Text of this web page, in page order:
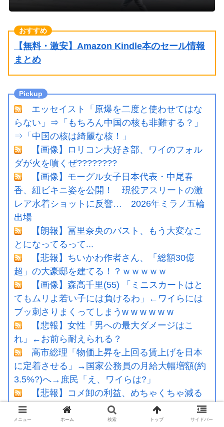
【無料・激安】Amazon Kindle本のセール情報
まとめ
エッセイスト「原爆を二度と使わせてはな
らない」⇒「もちろん中国の核も非難する？」
⇒「中国の核は綺麗な核！」
【画像】ロリコン大好き部、ワイのフォル
ダが火を噴くぜ????????
【画像】モーグル女子日本代表・中尾春
香、紐ビキニ姿を公開！ 現役アスリートの激
レア水着ショットに反響… 2026年ミラノ五輪
出場
【朗報】冨里奈央のバスト、もう大変なこ
とになってるって...
【悲報】ちいかわ作者さん、「総額30億
超」の大豪邸を建てる！？ｗｗｗｗｗ
【画像】森高千里(55) 「ミニスカートはと
てもムリよ若い子には負けるわ」←ワイらには
ブッ刺さりまくってしまうw w w w w w
【悲報】女性「男への最大ダメージはこ
れ」←お前ら耐えられる？
高市総理「物価上昇を上回る賃上げを日本
に定着させる」→国家公務員の月給大幅増額(約
3.5%?)へ→庶民「え、ワイらは?」
【悲報】コメ卸の利益、めちゃくちゃ減る
ワイジ毎日2kgの野菜と500gくらいの肉食べ
たらこうなるｗｗｗ
メニュー ホーム 検索 トップ サイドバー